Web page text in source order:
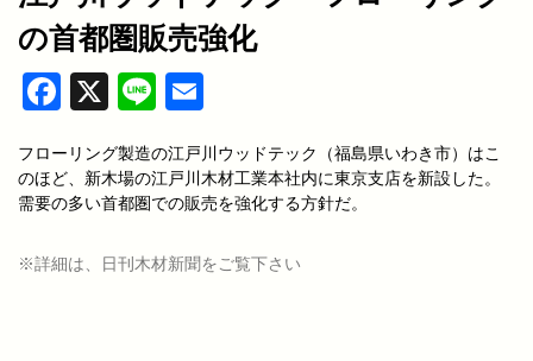
の首都圏販売強化
Facebook
X Line
フローリング製造の江戸川ウッドテック（福島県いわき市）はこ
のほど、新木場の江戸川木材工業本社内に東京支店を新設した。
需要の多い首都圏での販売を強化する方針だ。
※詳細は、日刊木材新聞をご覧下さい